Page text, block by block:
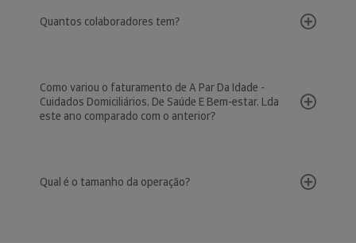
Quantos colaboradores tem?
Como variou o faturamento de A Par Da Idade -
Cuidados Domiciliários, De Saúde E Bem-estar, Lda
este ano comparado com o anterior?
Qual é o tamanho da operação?